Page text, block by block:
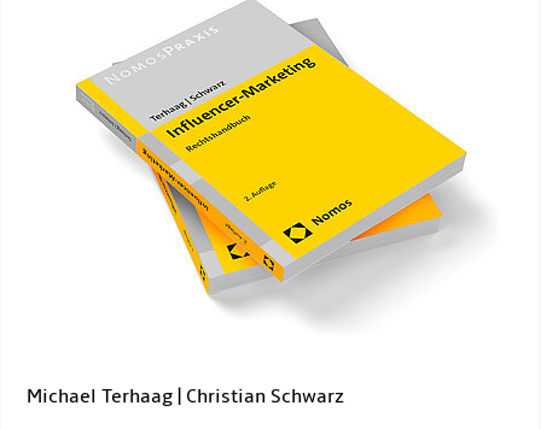
Michael Terhaag | Christian Schwarz